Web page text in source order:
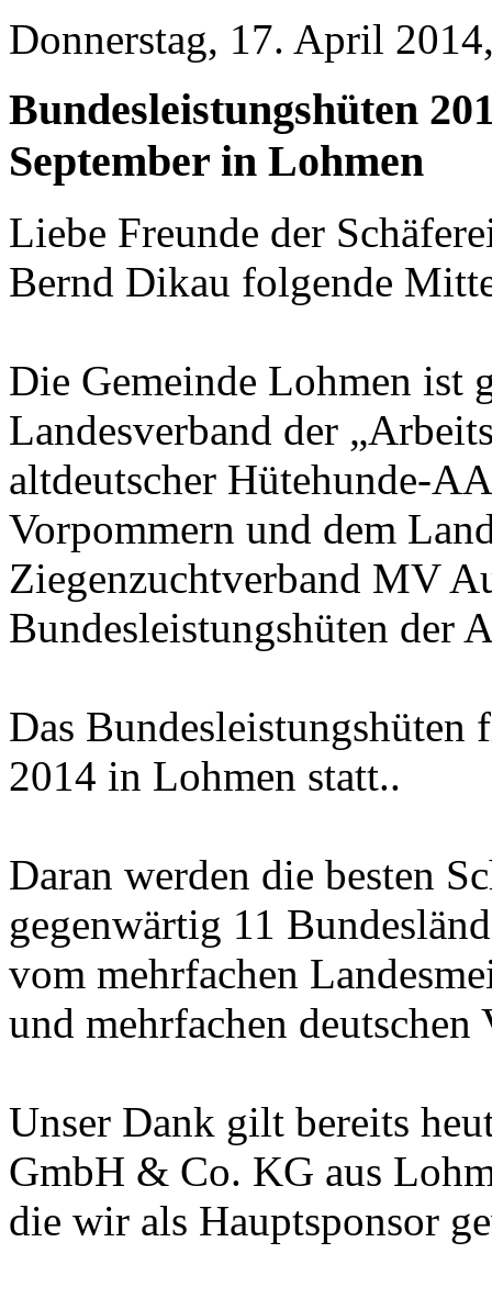
Donnerstag, 17. April
Bundesleistungshüten
September in Lohmen
Liebe Freunde der
Bernd Dikau folgende
Die Gemeinde Lohmen ist
Landesverband der
altdeutscher Hütehunde-
Vorpommern und dem
Ziegenzuchtverband MV
Bundesleistungshüten der
Das Bundesleistungshüten
2014 in Lohmen statt..
Daran werden die besten
gegenwärtig 11
vom mehrfachen
und mehrfachen
Unser Dank gilt bereits
GmbH & Co. KG aus
die wir als Hauptsponsor